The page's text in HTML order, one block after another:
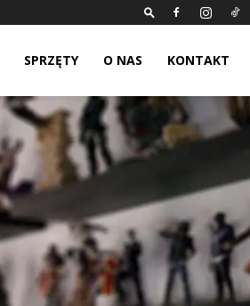
SPRZĘTY O NAS KONTAKT